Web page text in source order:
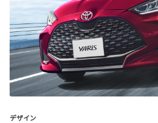
デザイン